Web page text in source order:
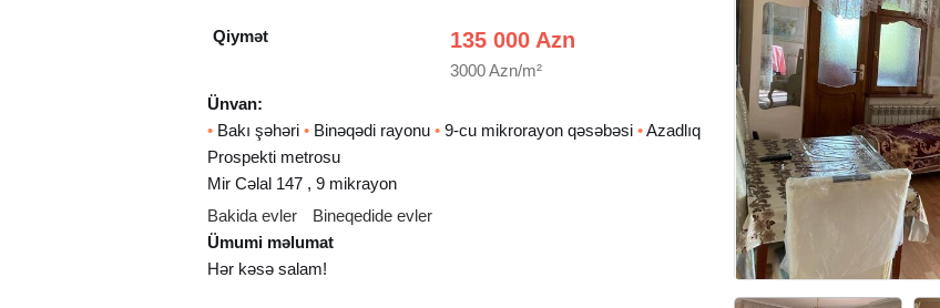
Qiymət 135 000 Azn
3000 Azn/m²
Ünvan:
• Bakı şəhəri • Binəqədi rayonu • 9-cu mikrorayon qəsəbəsi •Azadlıq
Prospekti metrosu
Mir Cəlal 147 , 9 mikrayon
Bakida evler
Bineqedide evler
Ümumi məlumat
Hər kəsə salam!